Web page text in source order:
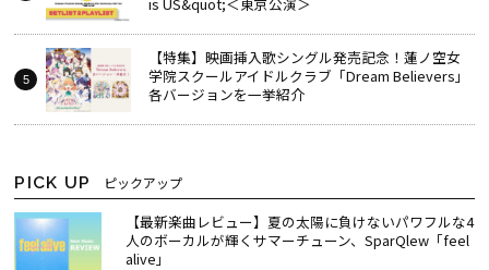
【特集】映画挿入歌シングル発売記念！蓮ノ空女
学院スクールアイドルクラブ「Dream Believers」
各バージョンを一挙紹介
PICK UP ピックアップ
【最新楽曲レビュー】夏の太陽に負けないパワフルな4
人のボーカルが輝くサマーチューン、SparQlew「feel
alive」